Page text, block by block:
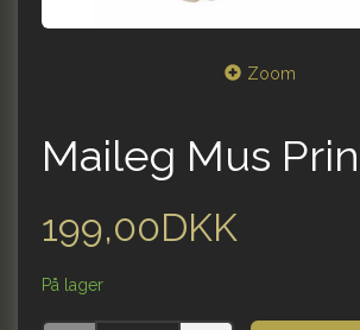
Zoom
Maileg Mus
199,00DKK
På lager